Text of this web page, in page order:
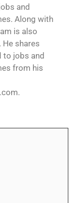
and
Along with
is also
shares
to jobs and
from his